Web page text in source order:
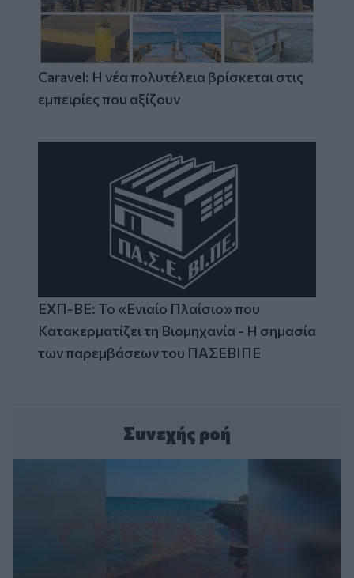
Caravel: Η νέα πολυτέλεια βρίσκεται στις
εμπειρίες που αξίζουν
ΕΧΠ-ΒΕ: Το «Ενιαίο Πλαίσιο» που
Κατακερματίζει τη Βιομηχανία - Η σημασία
των παρεμβάσεων του ΠΑΣΕΒΙΠΕ
Συνεχής ροή